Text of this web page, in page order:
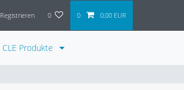
Registrieren 0 0 0,00 EUR
CLE Produkte